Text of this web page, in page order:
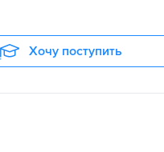
Хочу поступить